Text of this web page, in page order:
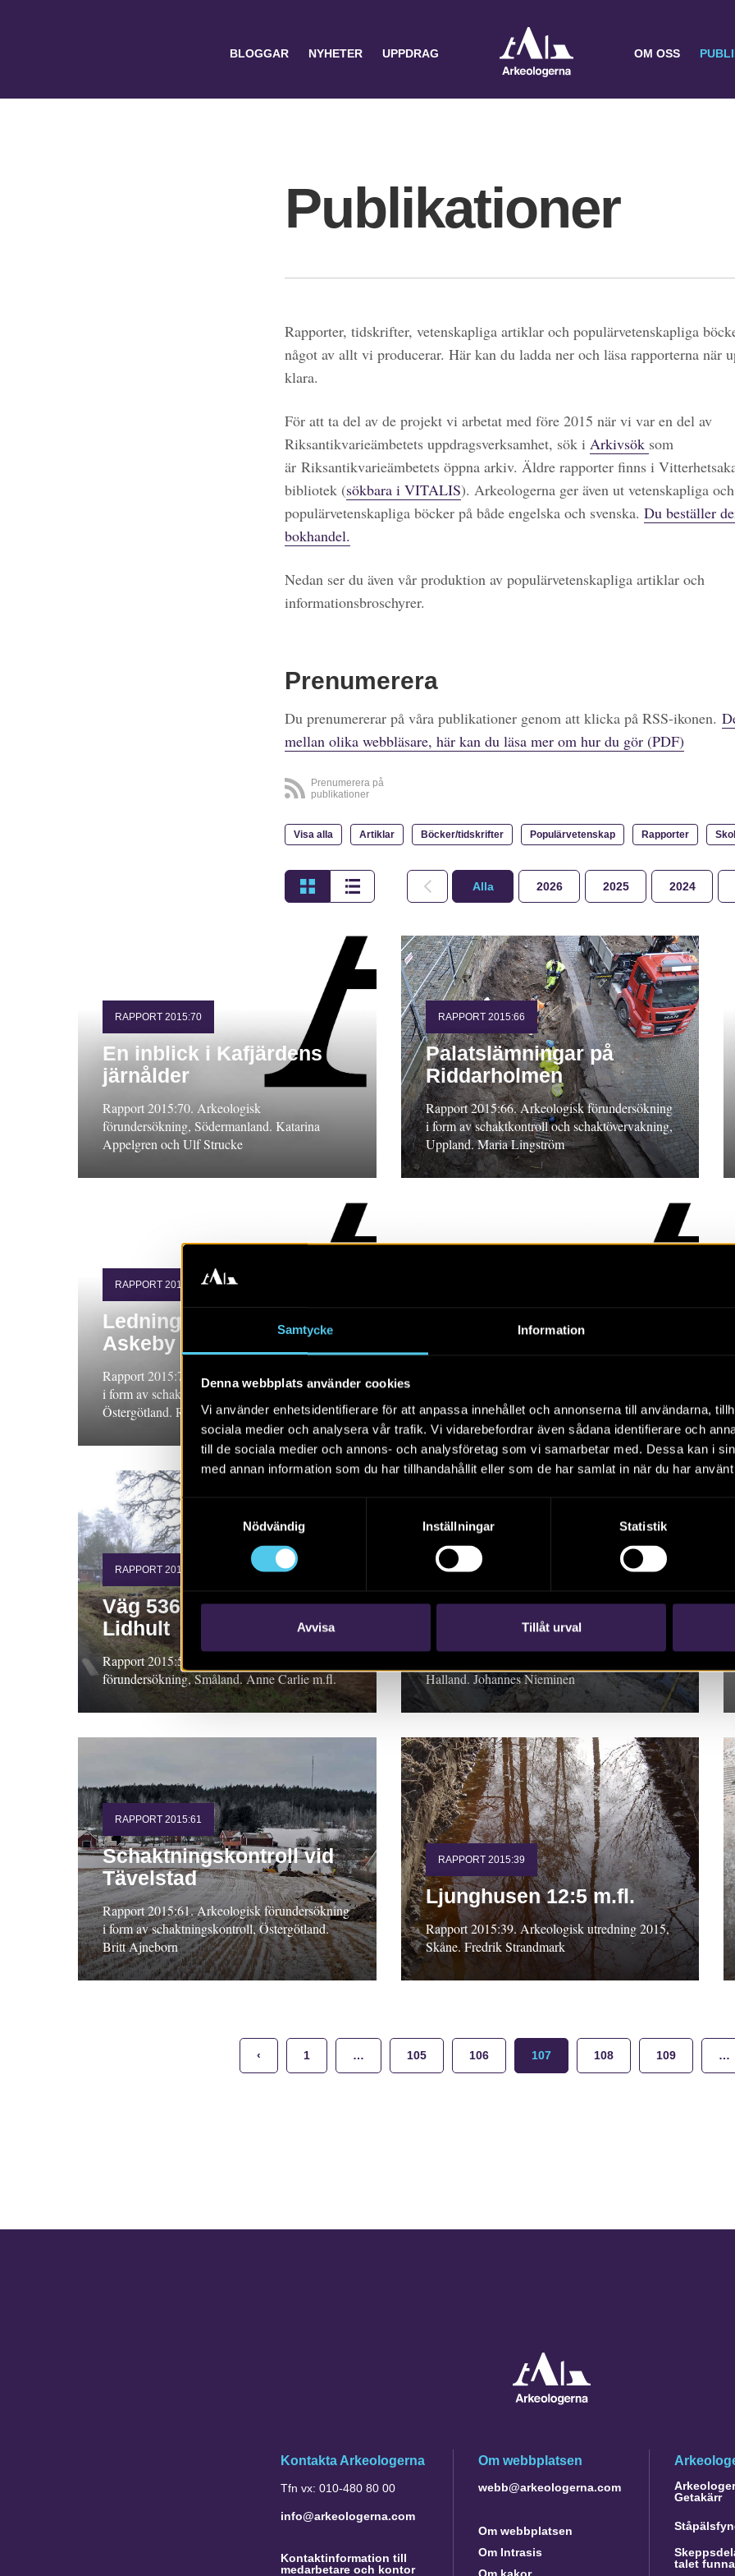
Samtycke Information
Denna webbplats använder cookies
Vi använder enhetsidentifierare för att anpassa innehållet och annonserna till användarna,
sociala medier och analysera vår trafik. Vi vidarebefordrar även sådana identifierare och
till de sociala medier och annons- och analysföretag som vi samarbetar med. Dessa kan i
med annan information som du har tillhandahållit eller som de har samlat in när du har
Nödvändig
Inställningar Statistik
Avvisa Tillåt urval
BLOGGAR NYHETER UPPDRAG OM OSS
Publikationer
Rapporter, tidskrifter, vetenskapliga artiklar och populärvetenskapliga
något av allt vi producerar. Här kan du ladda ner och läsa rapporterna när
klara.
För att ta del av de projekt vi arbetat med före 2015 när vi var en del av
Riksantikvarieämbetets uppdragsverksamhet, sök i Arkivsök som
är Riksantikvarieämbetets öppna arkiv. Äldre rapporter finns i
bibliotek (sökbara i VITALIS). Arkeologerna ger även ut vetenskapliga och
populärvetenskapliga böcker på både engelska och svenska. Du beställer
bokhandel.
Nedan ser du även vår produktion av populärvetenskapliga artiklar och
informationsbroschyrer.
Prenumerera
Du prenumererar på våra publikationer genom att klicka på RSS-ikonen.
mellan olika webbläsare, här kan du läsa mer om hur du gör (PDF)
Prenumerera på
publikationer
Visa alla Artiklar Böcker/tidskrifter Populärvetenskap Rapporter
Alla 2026 2025 2024
RAPPORT 2015:70
En inblick i Kafjärdens
järnålder
Rapport 2015:70. Arkeologisk
förundersökning, Södermanland. Katarina
Appelgren och Ulf Strucke
RAPPORT 2015:66
Palatslämningar på
Riddarholmen
Rapport 2015:66. Arkeologisk förundersökning
i form av schaktkontroll och schaktövervakning,
Uppland. Maria Lingström
RAPPORT 2015:76
Ledningsdragning vid
Askeby kloster
Rapport 2015:76. Arkeologisk förundersökning
i form av schaktningsövervakning,
Östergötland. Rikard Hedvall
Skärvstenshögar i
Borsökna
förundersökning, Södermanland. Louise Evanni
RAPPORT 2015:52
Väg 536 Glamshult-
Lidhult
Rapport 2015:52. Arkeologisk
förundersökning, Småland. Anne Carlie m.fl.
RAPPORT 2015:56
Arkeologi inför
Varbergstunneln
Halland. Johannes Nieminen
RAPPORT 2015:61
Schaktningskontroll vid
Tävelstad
Rapport 2015:61. Arkeologisk förundersökning
i form av schaktningskontroll, Östergötland.
Britt Ajneborn
RAPPORT 2015:39
Ljunghusen 12:5 m.fl.
Rapport 2015:39. Arkeologisk utredning 2015,
Skåne. Fredrik Strandmark
‹ 1 … 105 106 107 108 109 …
Kontakta Arkeologerna
Tfn vx: 010-480 80 00
info@arkeologerna.com
Kontaktinformation till
medarbetare och kontor
Om webbplatsen
webb@arkeologerna.com
Om webbplatsen
Om Intrasis
Getakärr
talet